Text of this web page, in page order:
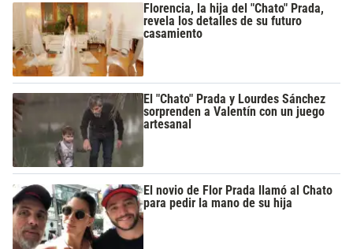
Florencia, la hija del "Chato" Prada,
revela los detalles de su futuro
casamiento
El "Chato" Prada y Lourdes Sánchez
sorprenden a Valentín con un juego
artesanal
El novio de Flor Prada llamó al Chato
para pedir la mano de su hija